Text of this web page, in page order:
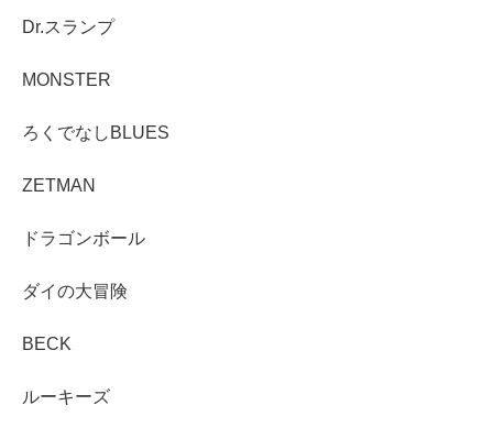
Dr.スランプ
MONSTER
ろくでなしBLUES
ZETMAN
ドラゴンボール
ダイの大冒険
BECK
ルーキーズ